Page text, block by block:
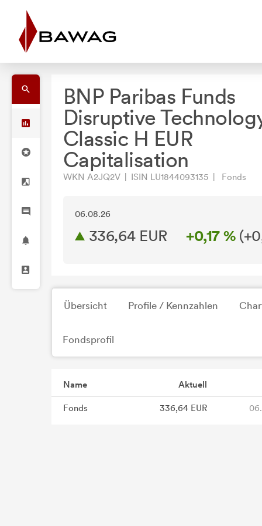
BNP Paribas Funds
Disruptive
Classic H EUR
Capitalisation
WKN A2JQ2V | ISIN LU1844093135 | Fonds
06.08.26
336,64 EUR +0,17 % (
Übersicht Profile / Kennzahlen
Fondsprofil
Name Aktuell
Fonds 336,64 EUR